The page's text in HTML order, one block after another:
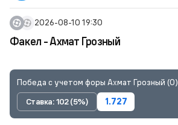
2026-08-10 19:30
Факел - Ахмат Грозный
Победа с учетом форы Ахмат Грозный (0)
Ставка: 102 (5%)
1.727